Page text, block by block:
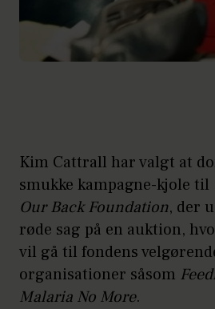
Kim Cattrall har valgt at
smukke kampagne-kjole til
Our Back Foundation, der
røde sag på en auktion,
vil gå til fondens
organisationer såsom
Malaria No More.